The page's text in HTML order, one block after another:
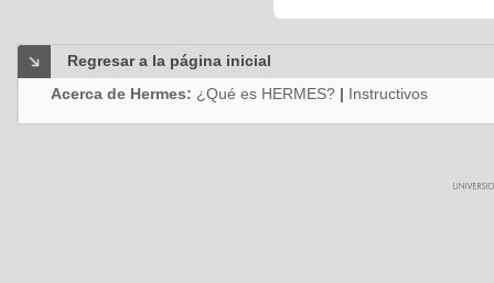
Regresar a la página inicial
Acerca de Hermes: ¿Qué es HERMES? | Instructivos